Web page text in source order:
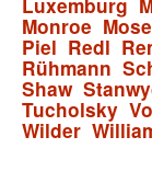
Luxemburg
Monroe
Piel Redl
Rühmann
Shaw
Tucholsky
Wilder